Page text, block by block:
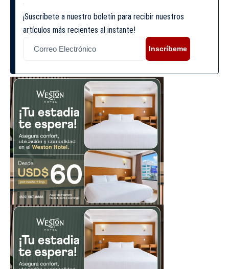
¡Suscríbete a nuestro boletín para recibir nuestros
artículos más recientes al instante!
Inscríbeme